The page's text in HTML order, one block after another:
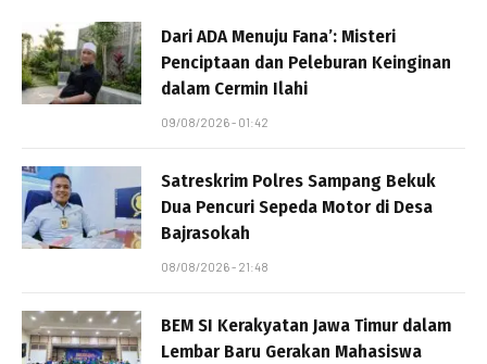
Dari ADA Menuju Fana’: Misteri
Penciptaan dan Peleburan Keinginan
dalam Cermin Ilahi
09/08/2026 - 01:42
Satreskrim Polres Sampang Bekuk
Dua Pencuri Sepeda Motor di Desa
Bajrasokah
08/08/2026 - 21:48
BEM SI Kerakyatan Jawa Timur dalam
Lembar Baru Gerakan Mahasiswa